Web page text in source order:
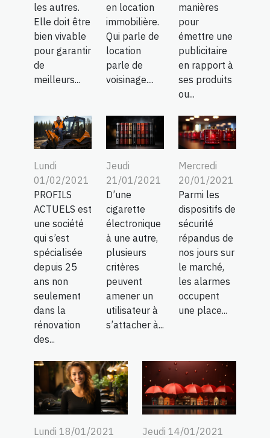
les autres.
Elle doit être
bien vivable
pour garantir
de
meilleurs...
en location
immobilière.
Qui parle de
location
parle de
voisinage....
manières
pour
émettre une
publicitaire
en rapport à
ses produits
ou...
Lundi
01/02/2021
PROFILS
ACTUELS est
une société
qui s’est
spécialisée
depuis 25
ans non
seulement
dans la
rénovation
des...
Jeudi
21/01/2021
D’une
cigarette
électronique
à une autre,
plusieurs
critères
peuvent
amener un
utilisateur à
s’attacher à...
Mercredi
20/01/2021
Parmi les
dispositifs de
sécurité
répandus de
nos jours sur
le marché,
les alarmes
occupent
une place...
Lundi 18/01/2021
Jeudi 14/01/2021